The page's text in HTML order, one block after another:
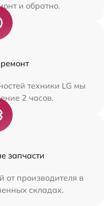
и обратно.
техники LG мы
2 часов.
запчасти
от производителя в
складах.